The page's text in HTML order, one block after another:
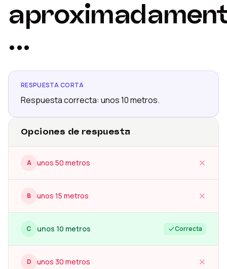
...
RESPUESTA CORTA
Respuesta correcta: unos 10 metros.
Opciones de respuesta
A unos 50 metros
B unos 15 metros
C unos 10 metros Correcta
D unos 30 metros